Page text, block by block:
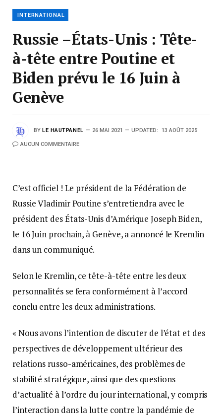
INTERNATIONAL
Russie –États-Unis : Tête-
à-tête entre Poutine et
Biden prévu le 16 Juin à
Genève
BY LE HAUTPANEL 26 MAI 2021 UPDATED: 13 AOÛT 2025
AUCUN COMMENTAIRE
C’est officiel ! Le président de la Fédération de
Russie Vladimir Poutine s’entretiendra avec le
président des États-Unis d’Amérique Joseph Biden,
le 16 Juin prochain, à Genève, a annoncé le Kremlin
dans un communiqué.
Selon le Kremlin, ce tête-à-tête entre les deux
personnalités se fera conformément à l’accord
conclu entre les deux administrations.
« Nous avons l’intention de discuter de l’état et des
perspectives de développement ultérieur des
relations russo-américaines, des problèmes de
stabilité stratégique, ainsi que des questions
d’actualité à l’ordre du jour international, y compris
l’interaction dans la lutte contre la pandémie de